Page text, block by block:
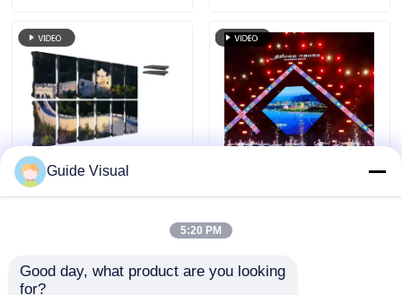
7680Hz taxa de
resistente à água LED
parede de vídeo com
caixa de alumínio
Enviar inquérito
Guia Visual GS Série
P4.81 Exibição LED
de aluguel ao ar livre
para aluguel de nível
de entrada, 5000nit
Enviar inquérito
Guide Visual
5:20 PM
Good day, what product are you looking
for?